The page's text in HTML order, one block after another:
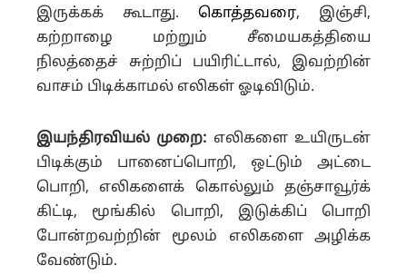
இருக்கக் கூடாது. கொத்தவரை, இஞ்சி,
கற்றாழை மற்றும் சீமையகத்தியை
நிலத்தைச் சுற்றிப் பயிரிட்டால், இவற்றின்
வாசம் பிடிக்காமல் எலிகள் ஓடிவிடும்.
இயந்திரவியல் முறை: எலிகளை உயிருடன்
பிடிக்கும் பானைப்பொறி, ஒட்டும் அட்டை
பொறி, எலிகளைக் கொல்லும் தஞ்சாவூர்க்
கிட்டி, மூங்கில் பொறி, இடுக்கிப் பொறி
போன்றவற்றின் மூலம் எலிகளை அழிக்க
வேண்டும்.